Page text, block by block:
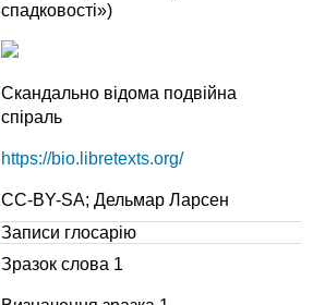
спадковості»)
Скандально відома подвійна
спіраль
https://bio.libretexts.org/
CC-BY-SA; Дельмар Ларсен
Записи глосарію
Зразок слова 1